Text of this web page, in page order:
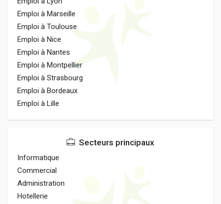
Emploi à Marseille
Emploi à Toulouse
Emploi à Nice
Emploi à Nantes
Emploi à Montpellier
Emploi à Strasbourg
Emploi à Bordeaux
Emploi à Lille
Secteurs principaux
Informatique
Commercial
Administration
Hotellerie